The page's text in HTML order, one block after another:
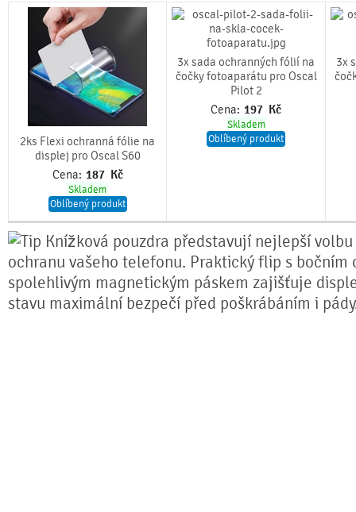
2ks Flexi ochranná fólie na
displej pro Oscal S60
Cena: 187 Kč
Skladem
Oblíbený produkt
3x sada ochranných fólií na
čočky fotoaparátu pro Oscal
Pilot 2
Cena: 197 Kč
Skladem
Oblíbený produkt
3x
Knížková pouzdra představují nejlepší
ochranu vašeho telefonu. Praktický flip s bočním
spolehlivým magnetickým páskem zajišťuje
stavu maximální bezpečí před poškrábáním i